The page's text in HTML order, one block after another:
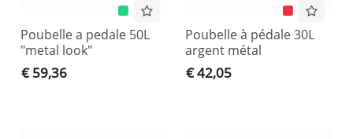
Poubelle a pedale 50L
"metal look"
€ 59,36
Poubelle à pédale 30L
argent métal
€ 42,05